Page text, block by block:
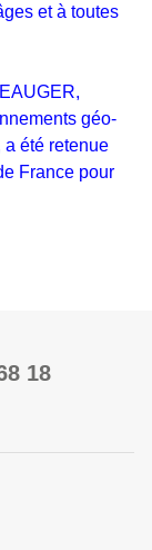
et à toutes
géo-
été retenue
France pour
18